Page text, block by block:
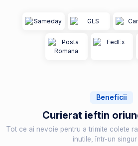
Beneficii
Curierat ieftin
Tot ce ai nevoie pentru a trimite colete
inutile, într-un